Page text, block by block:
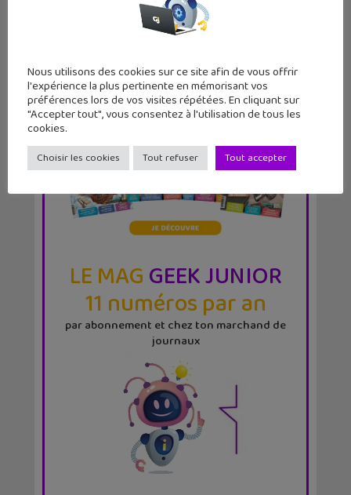
LE MAGGEEK JUNIOR
11 numéros par an
par abonnement et chez ton marchand de
journaux
Nous utilisons des cookies sur ce site afin de vous offrir
l'expérience la plus pertinente en mémorisant vos
préférences lors de vos visites répétées. En cliquant sur
"Accepter tout", vous consentez à l'utilisation de tous les
cookies.
Choisir les cookies Tout refuser Tout accepter